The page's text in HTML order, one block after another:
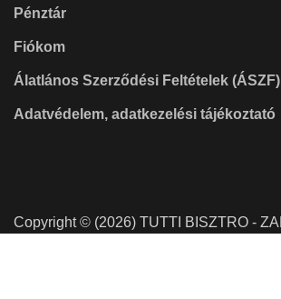
Pénztár
Fiókom
Álatlános Szerződési Feltételek (ÁSZF)
Adatvédelem, adatkezelési tájékoztató
Copyright © (2026) TUTTI BISZTRO -